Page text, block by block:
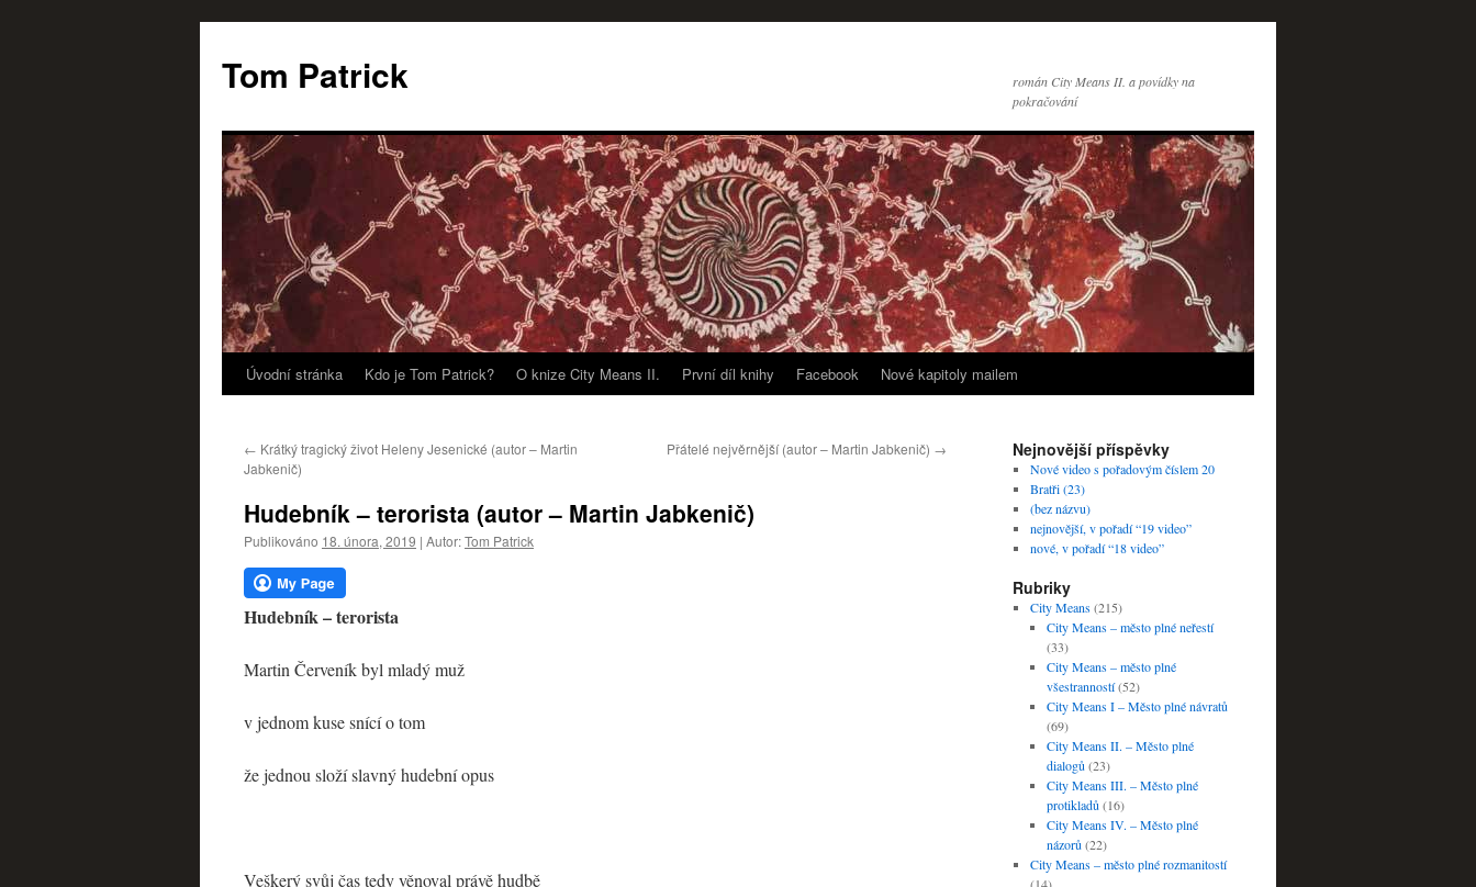
Tom Patrick
román City Means II. a povídky na
pokračování
Přejít
obsahu
Úvodní stránka Kdo je Tom Patrick? O knize City Means II. První díl knihy Facebook Nové kapitoly mailem
← Krátký tragický život Heleny Jesenické (autor – Martin
Jabkenič)
Přátelé nejvěrnější (autor – Martin Jabkenič) →
Hudebník – terorista (autor – Martin Jabkenič)
Publikováno 18. února, 2019 | Autor:Tom Patrick
Hudebník – terorista
Martin Červeník byl mladý muž
v jednom kuse snící o tom
že jednou složí slavný hudební opus
Veškerý svůj čas tedy věnoval právě hudbě
Nejnovější příspěvky
Nové video s pořadovým číslem 20
Bratři (23)
(bez názvu)
nejnovější, v pořadí “19 video”
nové, v pořadí “18 video”
Rubriky
City Means(215)
City Means – město plné neřestí
(33)
City Means – město plné
všestranností(52)
City Means I – Město plné návratů
(69)
City Means II. – Město plné
dialogů (23)
City Means III. – Město plné
protikladů (16)
City Means IV. – Město plné
názorů (22)
City Means – město plné rozmanitostí